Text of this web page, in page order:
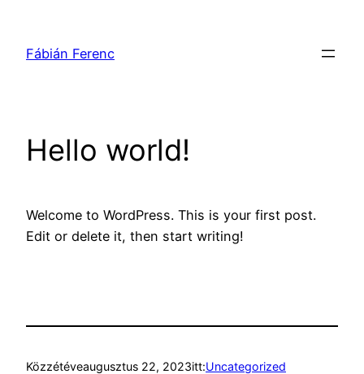
tartalomhoz
Fábián Ferenc
Hello world!
Welcome to WordPress. This is your first post.
Edit or delete it, then start writing!
Közzétéveaugusztus 22, 2023itt:Uncategorized